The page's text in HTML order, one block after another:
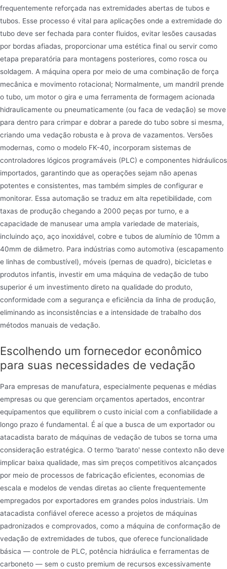
frequentemente reforçada nas extremidades abertas de tubos e
tubos. Esse processo é vital para aplicações onde a extremidade do
tubo deve ser fechada para conter fluidos, evitar lesões causadas
por bordas afiadas, proporcionar uma estética final ou servir como
etapa preparatória para montagens posteriores, como rosca ou
soldagem. A máquina opera por meio de uma combinação de força
mecânica e movimento rotacional; Normalmente, um mandril prende
o tubo, um motor o gira e uma ferramenta de formagem acionada
hidraulicamente ou pneumaticamente (ou faca de vedação) se move
para dentro para crimpar e dobrar a parede do tubo sobre si mesma,
criando uma vedação robusta e à prova de vazamentos. Versões
modernas, como o modelo FK-40, incorporam sistemas de
controladores lógicos programáveis (PLC) e componentes hidráulicos
importados, garantindo que as operações sejam não apenas
potentes e consistentes, mas também simples de configurar e
monitorar. Essa automação se traduz em alta repetibilidade, com
taxas de produção chegando a 2000 peças por turno, e a
capacidade de manusear uma ampla variedade de materiais,
incluindo aço, aço inoxidável, cobre e tubos de alumínio de 10mm a
40mm de diâmetro. Para indústrias como automotiva (escapamento
e linhas de combustível), móveis (pernas de quadro), bicicletas e
produtos infantis, investir em uma máquina de vedação de tubo
superior é um investimento direto na qualidade do produto,
conformidade com a segurança e eficiência da linha de produção,
eliminando as inconsistências e a intensidade de trabalho dos
métodos manuais de vedação.
Escolhendo um fornecedor econômico
para suas necessidades de vedação
Para empresas de manufatura, especialmente pequenas e médias
empresas ou que gerenciam orçamentos apertados, encontrar
equipamentos que equilibrem o custo inicial com a confiabilidade a
longo prazo é fundamental. É aí que a busca de um exportador ou
atacadista barato de máquinas de vedação de tubos se torna uma
consideração estratégica. O termo 'barato' nesse contexto não deve
implicar baixa qualidade, mas sim preços competitivos alcançados
por meio de processos de fabricação eficientes, economias de
escala e modelos de vendas diretas ao cliente frequentemente
empregados por exportadores em grandes polos industriais. Um
atacadista confiável oferece acesso a projetos de máquinas
padronizados e comprovados, como a máquina de conformação de
vedação de extremidades de tubos, que oferece funcionalidade
básica — controle de PLC, potência hidráulica e ferramentas de
carboneto — sem o custo premium de recursos excessivamente